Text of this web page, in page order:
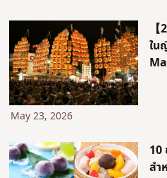
ใน
May 23, 2026
10
สำ